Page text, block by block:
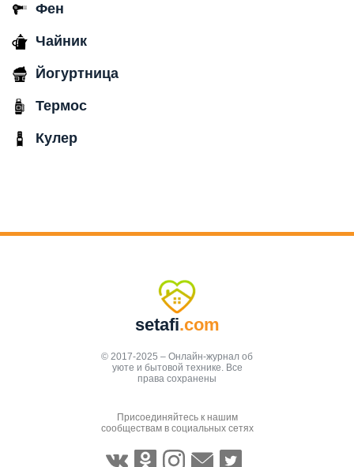
Фен
Чайник
Йогуртница
Термос
Кулер
setafi.com
© 2017-2025 – Онлайн-журнал об
уюте и бытовой технике. Все
права сохранены
Присоединяйтесь к нашим
сообществам в социальных сетях